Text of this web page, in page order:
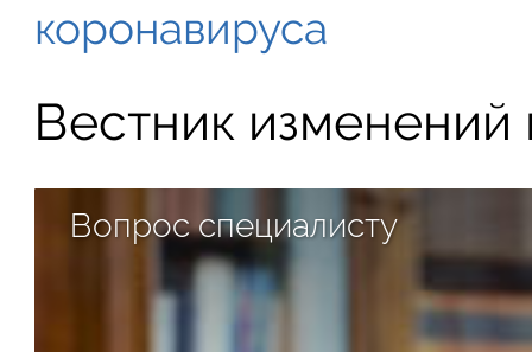
коронавируса
Вестник изменений
Вопрос специалисту